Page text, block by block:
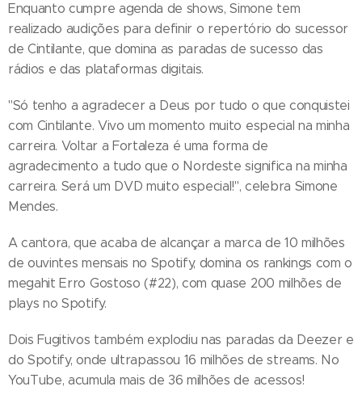
Enquanto cumpre agenda de shows, Simone tem
realizado audições para definir o repertório do sucessor
de Cintilante, que domina as paradas de sucesso das
rádios e das plataformas digitais.
"Só tenho a agradecer a Deus por tudo o que conquistei
com Cintilante. Vivo um momento muito especial na minha
carreira. Voltar a Fortaleza é uma forma de
agradecimento a tudo que o Nordeste significa na minha
carreira. Será um DVD muito especial!", celebra Simone
Mendes.
A cantora, que acaba de alcançar a marca de 10 milhões
de ouvintes mensais no Spotify, domina os rankings com o
megahit Erro Gostoso (#22), com quase 200 milhões de
plays no Spotify.
Dois Fugitivos também explodiu nas paradas da Deezer e
do Spotify, onde ultrapassou 16 milhões de streams. No
YouTube, acumula mais de 36 milhões de acessos!